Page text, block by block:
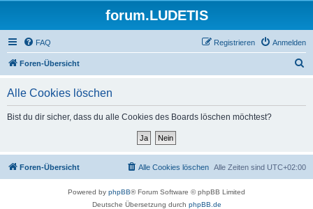
forum.LUDETIS
FAQ Anmelden
Registrieren
Foren-Übersicht
Alle Cookies löschen
Bist du dir sicher, dass du alle Cookies des Boards löschen möchtest?
Foren-Übersicht Alle Zeiten sind UTC+02:00
Alle Cookies löschen
Powered by phpBB® Forum Software © phpBB Limited
Deutsche Übersetzung durch phpBB.de